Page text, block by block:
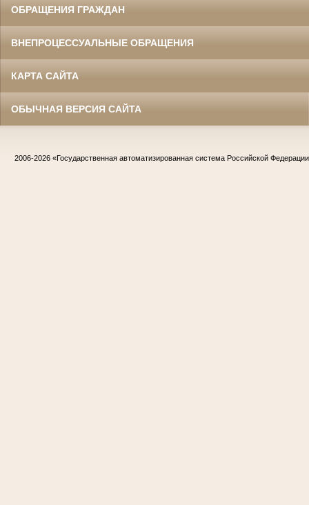
ОБРАЩЕНИЯ ГРАЖДАН
ВНЕПРОЦЕССУАЛЬНЫЕ ОБРАЩЕНИЯ
КАРТА САЙТА
ОБЫЧНАЯ ВЕРСИЯ САЙТА
2006-2026 «Государственная автоматизированная система Российской